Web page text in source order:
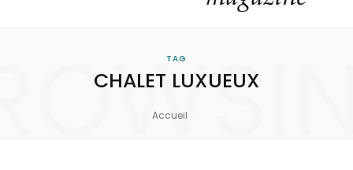
TAG
CHALET LUXUEUX
Accueil